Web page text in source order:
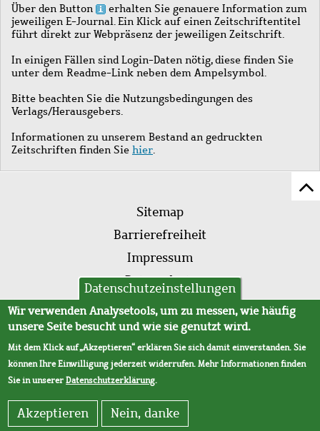
Über den Button
erhalten Sie genauere Information zum
jeweiligen E-Journal. Ein Klick auf einen Zeitschriftentitel
führt direkt zur Webpräsenz der jeweiligen Zeitschrift.
In einigen Fällen sind Login-Daten nötig, diese finden Sie
unter dem Readme-Link neben dem Ampelsymbol.
Bitte beachten Sie die Nutzungsbedingungen des
Verlags/Herausgebers.
Informationen zu unserem Bestand an gedruckten
Zeitschriften finden Sie hier.
Fußleistenmenü
Sitemap
Barrierefreiheit
Impressum
Datenschutz
AVB
Datenschutzeinstellungen
Wir verwenden Analysetools, um zu messen, wie häufig
unsere Seite besucht und wie sie genutzt wird.
Mit dem Klick auf „Akzeptieren“ erklären Sie sich damit einverstanden. Sie
können Ihre Einwilligung jederzeit widerrufen. Mehr Informationen finden
Sie in unsererDatenschutzerklärung.
Akzeptieren Nein, danke